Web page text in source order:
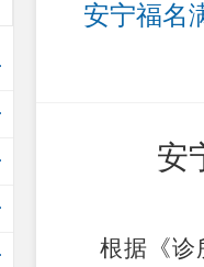
安宁福名
安
根据 《